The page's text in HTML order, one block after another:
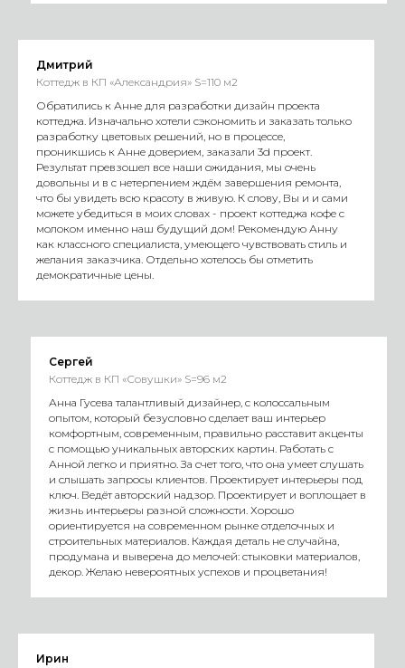
Дмитрий
Коттедж в КП «Александрия» S=110 м2
Обратились к Анне для разработки дизайн проекта
коттеджа. Изначально хотели сэкономить и заказать только
разработку цветовых решений, но в процессе,
проникшись к Анне доверием, заказали 3d проект.
Результат превзошел все наши ожидания, мы очень
довольны и в с нетерпением ждём завершения ремонта,
что бы увидеть всю красоту в живую. К слову, Вы и и сами
можете убедиться в моих словах - проект коттеджа кофе с
молоком именно наш будущий дом! Рекомендую Анну
как классного специалиста, умеющего чувствовать стиль и
желания заказчика. Отдельно хотелось бы отметить
демократичные цены.
Сергей
Коттедж в КП «Совушки» S=96 м2
Анна Гусева талантливый дизайнер, с колоссальным
опытом, который безусловно сделает ваш интерьер
комфортным, современным, правильно расставит акценты
с помощью уникальных авторских картин. Работать с
Анной легко и приятно. За счет того, что она умеет слушать
и слышать запросы клиентов. Проектирует интерьеры под
ключ. Ведёт авторский надзор. Проектирует и воплощает в
жизнь интерьеры разной сложности. Хорошо
ориентируется на современном рынке отделочных и
строительных материалов. Каждая деталь не случайна,
продумана и выверена до мелочей: стыковки материалов,
декор. Желаю невероятных успехов и процветания!
Ирин